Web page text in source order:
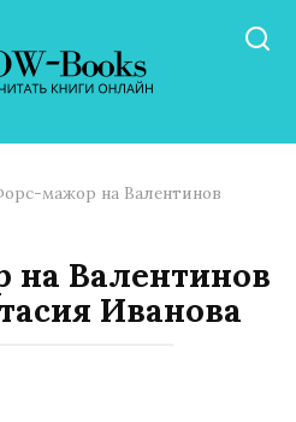
мажор на Валентинов
Валентинов
Иванoва